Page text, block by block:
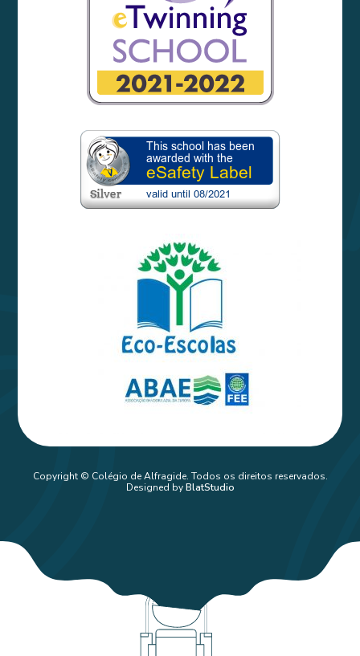
Copyright © Colégio de Alfragide. Todos os direitos reservados.
Designed byBlatStudio